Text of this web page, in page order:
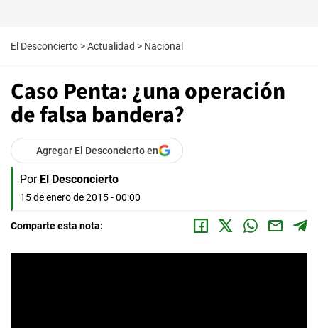
El Desconcierto >Actualidad > Nacional
Caso Penta: ¿una operación
de falsa bandera?
Agregar El Desconcierto en
Por El Desconcierto
15 de enero de 2015 - 00:00
Comparte esta nota: